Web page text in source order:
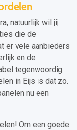
natuurlijk wil jij
die de
er vele aanbieders
en de
tegenwoordig.
in Eijs is dat zo.
nu een
Om een goede